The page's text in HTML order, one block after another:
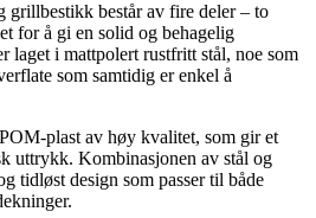
grillbestikk består av fire deler – to
for å gi en solid og behagelig
laget i mattpolert rustfritt stål, noe som
som samtidig er enkel å
plast av høy kvalitet, som gir et
uttrykk. Kombinasjonen av stål og
tidløst design som passer til både